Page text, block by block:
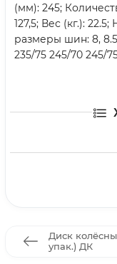
(мм): 245;
127,5; Вес (кг.):
размеры шин: 8,
235/75 245/70 245/
Диск
упак.) ДК